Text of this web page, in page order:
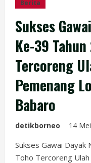
Berita
Sukses
Ke-39
Tercoreng
Pemenang
Babaro
detikborneo 14
Sukses Gawai Dayak
Toho Tercoreng